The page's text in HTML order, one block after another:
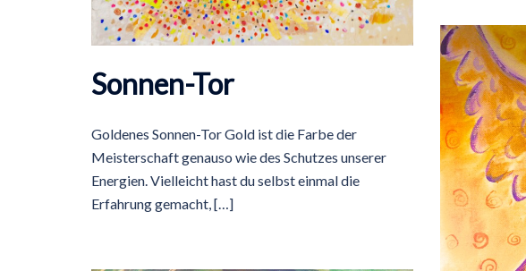
Sonnen-Tor
Goldenes Sonnen-Tor Gold ist die Farbe der
Meisterschaft genauso wie des Schutzes unserer
Energien. Vielleicht hast du selbst einmal die
Erfahrung gemacht, […]